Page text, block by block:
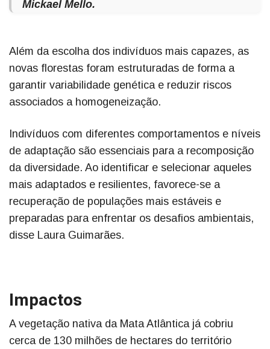
Mickael Mello.
Além da escolha dos indivíduos mais capazes, as
novas florestas foram estruturadas de forma a
garantir variabilidade genética e reduzir riscos
associados a homogeneização.
Indivíduos com diferentes comportamentos e níveis
de adaptação são essenciais para a recomposição
da diversidade. Ao identificar e selecionar aqueles
mais adaptados e resilientes, favorece-se a
recuperação de populações mais estáveis e
preparadas para enfrentar os desafios ambientais,
disse Laura Guimarães.
Impactos
A vegetação nativa da Mata Atlântica já cobriu
cerca de 130 milhões de hectares do território